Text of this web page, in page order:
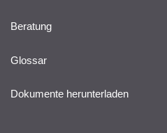
Beratung
Glossar
Dokumente herunterladen